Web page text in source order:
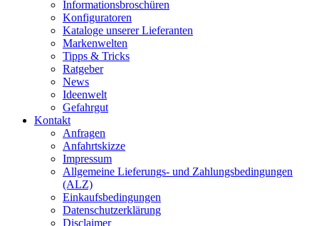
Informationsbroschüren
Konfiguratoren
Kataloge unserer Lieferanten
Markenwelten
Tipps & Tricks
Ratgeber
News
Ideenwelt
Gefahrgut
Kontakt
Anfragen
Anfahrtskizze
Impressum
Allgemeine Lieferungs- und Zahlungsbedingungen
(ALZ)
Einkaufsbedingungen
Datenschutzerklärung
Disclaimer